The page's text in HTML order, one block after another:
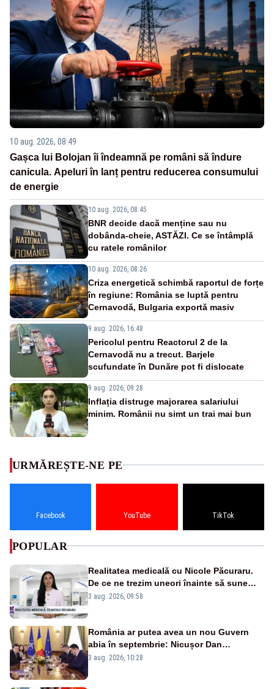
10 aug. 2026, 08:49
Gașca lui Bolojan îi îndeamnă pe români să îndure
canicula. Apeluri în lanț pentru reducerea consumului
de energie
10 aug. 2026, 08:45
BNR decide dacă menține sau nu
dobânda-cheie, ASTĂZI. Ce se întâmplă
cu ratele românilor
10 aug. 2026, 08:26
Criza energetică schimbă raportul de forțe
în regiune: România se luptă pentru
Cernavodă, Bulgaria exportă masiv
9 aug. 2026, 16:48
Pericolul pentru Reactorul 2 de la
Cernavodă nu a trecut. Barjele
scufundate în Dunăre pot fi dislocate
9 aug. 2026, 09:28
Inflația distruge majorarea salariului
minim. Românii nu simt un trai mai bun
URMĂREȘTE-NE PE
Facebook YouTube TikTok
POPULAR
Realitatea medicală cu Nicole Păcuraru.
De ce ne trezim uneori înainte să sune
alarma?
3 aug. 2026, 09:58
România ar putea avea un nou Guvern
abia în septembrie: Nicușor Dan
pregătește noi consultări cu partidele
3 aug. 2026, 10:28